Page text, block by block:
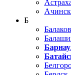
Ачинск
Б